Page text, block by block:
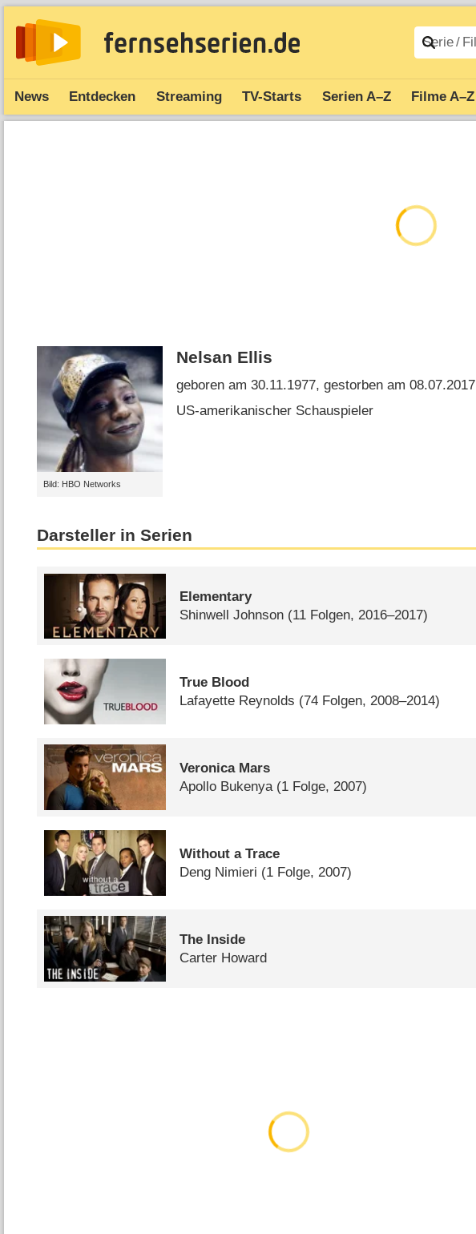
News Entdecken Streaming TV-Starts Serien A–Z Filme A–Z
Bild: HBO Networks
Nelsan Ellis
geboren am 30.11.1977, gestorben am 08.07.2017
US-amerikanischer Schauspieler
Darsteller in Serien
Elementary
Shinwell Johnson (11 Folgen, 2016–2017)
True Blood
Lafayette Reynolds (74 Folgen, 2008–2014)
Veronica Mars
Apollo Bukenya (1 Folge, 2007)
Without a Trace
Deng Nimieri (1 Folge, 2007)
The Inside
Carter Howard